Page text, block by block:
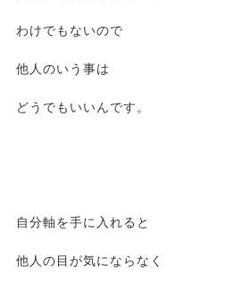
わけでもないので
他人のいう事は
どうでもいいんです。
自分軸を手に入れると
他人の目が気にならなく